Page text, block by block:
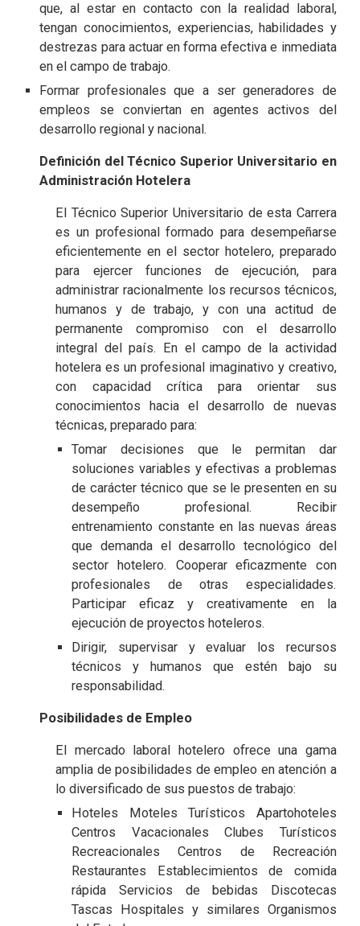
que, al estar en contacto con la realidad laboral,
tengan conocimientos, experiencias, habilidades y
destrezas para actuar en forma efectiva e inmediata
en el campo de trabajo.
Formar profesionales que a ser generadores de
empleos se conviertan en agentes activos del
desarrollo regional y nacional.
Definición del Técnico Superior Universitario en
Administración Hotelera
El Técnico Superior Universitario de esta Carrera
es un profesional formado para desempeñarse
eficientemente en el sector hotelero, preparado
para ejercer funciones de ejecución, para
administrar racionalmente los recursos técnicos,
humanos y de trabajo, y con una actitud de
permanente compromiso con el desarrollo
integral del país. En el campo de la actividad
hotelera es un profesional imaginativo y creativo,
con capacidad crítica para orientar sus
conocimientos hacia el desarrollo de nuevas
técnicas, preparado para:
Tomar decisiones que le permitan dar
soluciones variables y efectivas a problemas
de carácter técnico que se le presenten en su
desempeño profesional. Recibir
entrenamiento constante en las nuevas áreas
que demanda el desarrollo tecnológico del
sector hotelero. Cooperar eficazmente con
profesionales de otras especialidades.
Participar eficaz y creativamente en la
ejecución de proyectos hoteleros.
Dirigir, supervisar y evaluar los recursos
técnicos y humanos que estén bajo su
responsabilidad.
Posibilidades de Empleo
El mercado laboral hotelero ofrece una gama
amplia de posibilidades de empleo en atención a
lo diversificado de sus puestos de trabajo:
Hoteles Moteles Turísticos Apartohoteles
Centros Vacacionales Clubes Turísticos
Recreacionales Centros de Recreación
Restaurantes Establecimientos de comida
rápida Servicios de bebidas Discotecas
Tascas Hospitales y similares Organismos